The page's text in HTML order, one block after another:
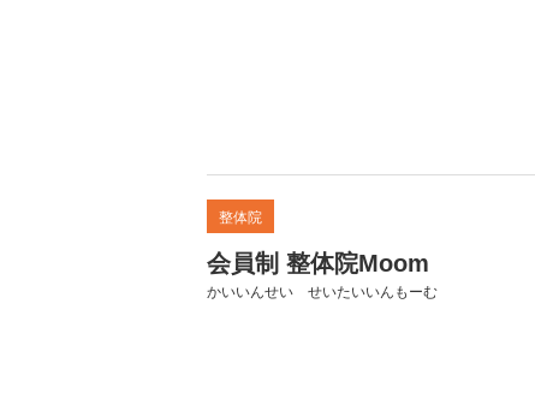
整体院
会員制 整体院Moom
かいいんせい せいたいいんもーむ